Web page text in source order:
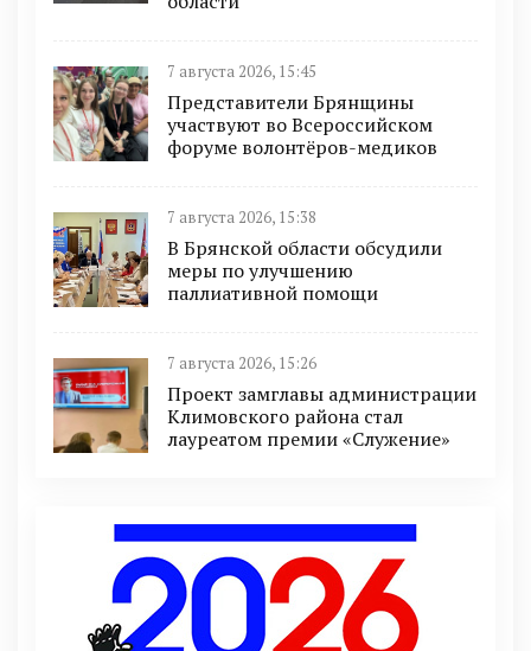
7 августа 2026, 15:45
Представители Брянщины
участвуют во Всероссийском
форуме волонтёров-медиков
7 августа 2026, 15:38
В Брянской области обсудили
меры по улучшению
паллиативной помощи
7 августа 2026, 15:26
Проект замглавы администрации
Климовского района стал
лауреатом премии «Служение»